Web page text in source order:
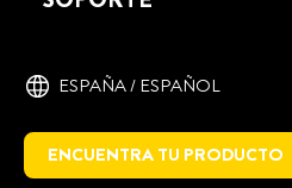
ESPAÑA / ESPAÑOL
ENCUENTRA TU PRODUCTO